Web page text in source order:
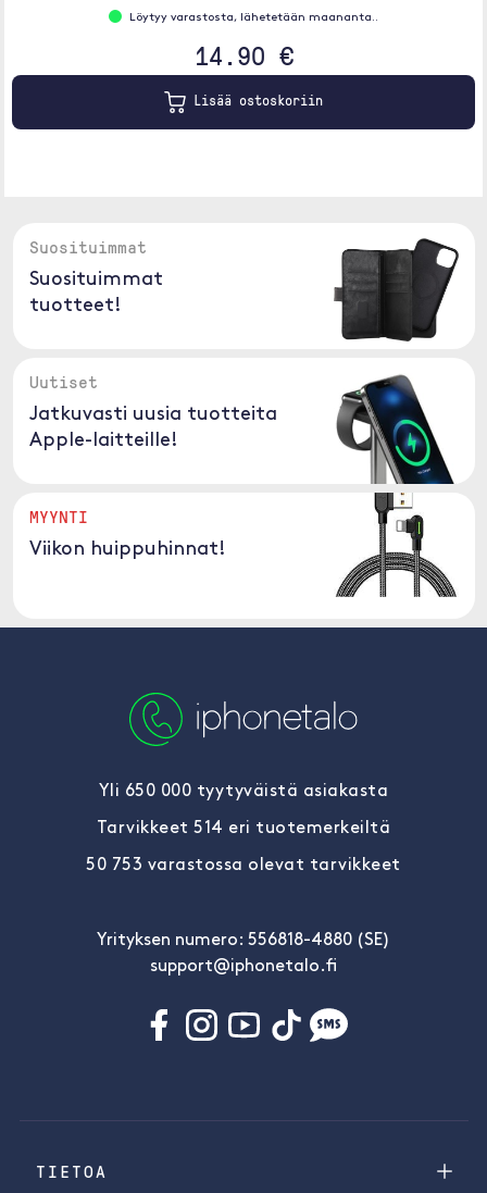
Löytyy varastosta, lähetetään maananta..
14.90 €
Lisää ostoskoriin
Suosituimmat
Suosituimmat
tuotteet!
Uutiset
Jatkuvasti uusia tuotteita
Apple-laitteille!
MYYNTI
Viikon huippuhinnat!
Yli 650 000 tyytyväistä asiakasta
Tarvikkeet 514 eri tuotemerkeiltä
50 753 varastossa olevat tarvikkeet
Yrityksen numero: 556818-4880 (SE)
support@iphonetalo.fi
TIETOA